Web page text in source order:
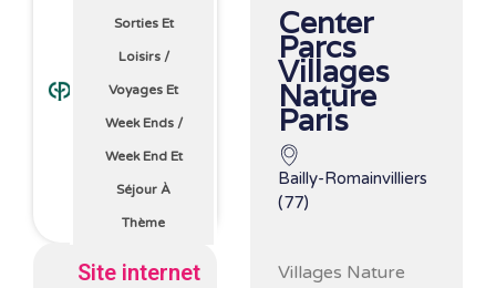
Sorties Et
Loisirs/
Voyages Et
Week Ends/
Week End Et
Séjour À
Thème
Site internet
Center
Parcs
Villages
Nature
Paris
Bailly-Romainvilliers
(77)
Villages Nature